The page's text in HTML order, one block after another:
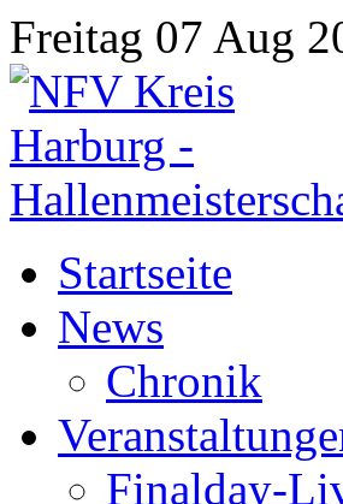
Freitag 07 Aug
Startseite
News
Chronik
Finalday-